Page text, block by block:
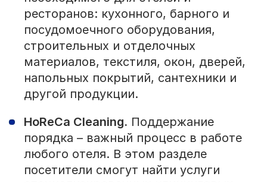
ресторанов: кухонного, барного и
посудомоечного оборудования,
строительных и отделочных
материалов, текстиля, окон, дверей,
напольных покрытий, сантехники и
другой продукции.
HoReCa Cleaning. Поддержание
порядка – важный процесс в работе
любого отеля. В этом разделе
посетители смогут найти услуги